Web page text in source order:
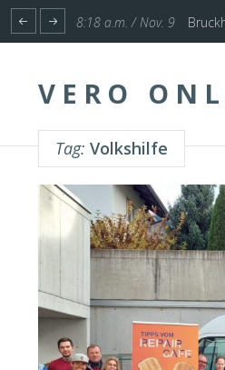
1:17 p.m. / Nov. 4 Start
VERO
Tag: Volkshilfe